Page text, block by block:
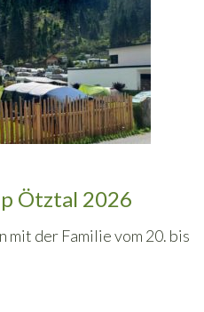
Ötztal 2026
der Familie vom 20. bis